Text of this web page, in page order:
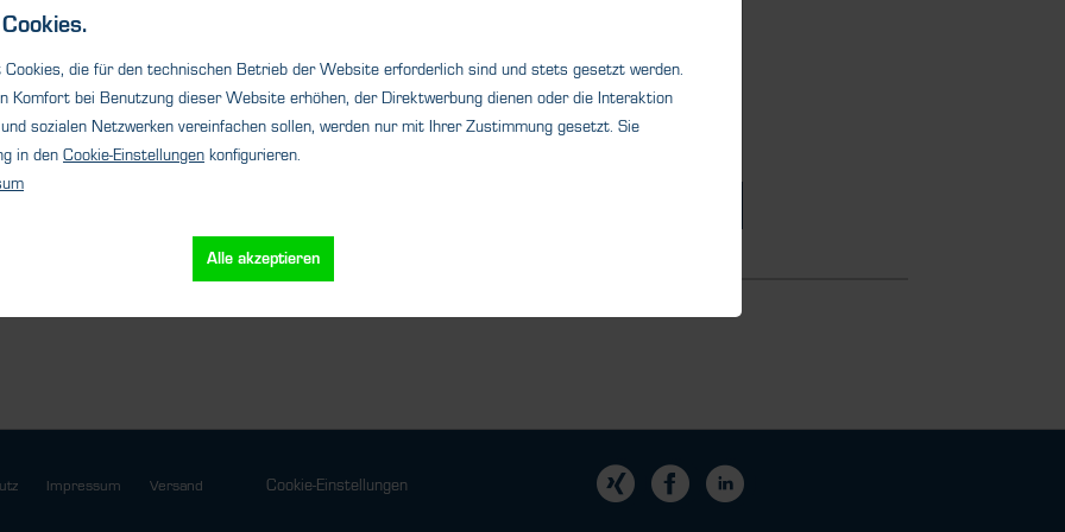
Impressum Versand Cookie-Einstellungen
die für den technischen Betrieb der Website erforderlich sind und stets gesetzt werden.
Komfort bei Benutzung dieser Website erhöhen, der Direktwerbung dienen oder die Interaktion
sozialen Netzwerken vereinfachen sollen, werden nur mit Ihrer Zustimmung gesetzt. Sie
in den Cookie-Einstellungen konfigurieren.
Alle akzeptieren